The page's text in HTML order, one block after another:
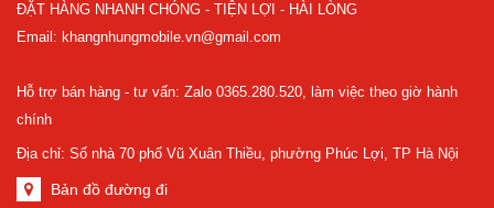
ĐẶT HÀNG NHANH CHÓNG - TIỆN LỢI - HÀI LÒNG
Email: khangnhungmobile.vn@gmail.com
Hỗ trợ bán hàng - tư vấn: Zalo 0365.280.520, làm việc theo giờ hành
chính
Địa chỉ: Số nhà 70 phố Vũ Xuân Thiều, phường Phúc Lợi, TP Hà Nội
Bản đồ đường đi